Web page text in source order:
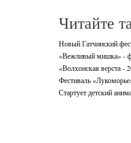
Читайте
Новый Гатчинский
«Вежливый мишка» -
«Волхонская верста -
Фестиваль
Стартует детский